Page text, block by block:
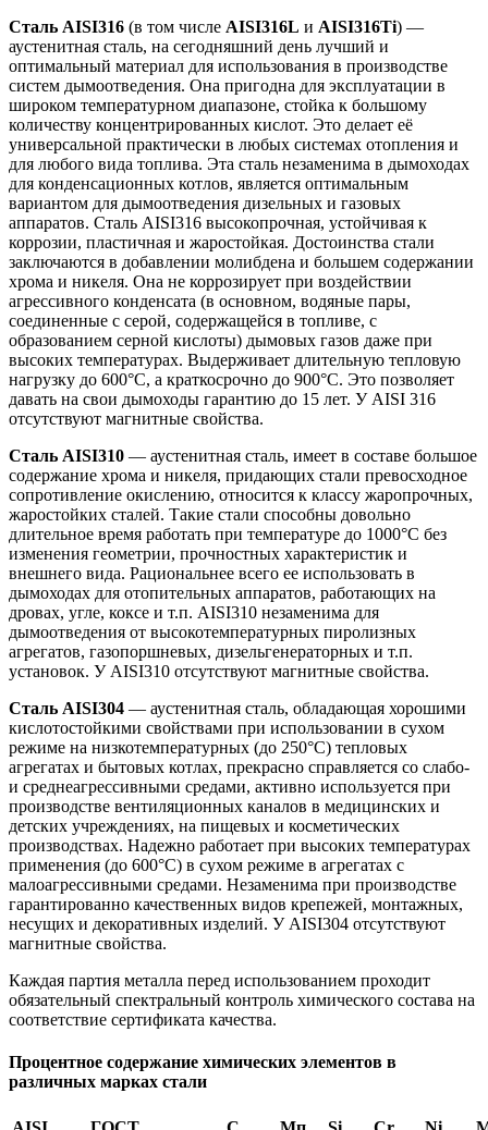
Сталь AISI316 (в том числе AISI316L и AISI316Ti) —
аустенитная сталь, на сегодняшний день лучший и
оптимальный материал для использования в производстве
систем дымоотведения. Она пригодна для эксплуатации в
широком температурном диапазоне, стойка к большому
количеству концентрированных кислот. Это делает её
универсаль­ной практически в любых системах отопления и
для любого вида топлива. Эта сталь незаменима в дымоходах
для конденсационных котлов, является оптимальным
вариантом для дымоотведения дизельных и газовых
аппаратов. Сталь AISI316 высокопрочная, устойчивая к
коррозии, пластичная и жаростойкая. Достоинства стали
заключаются в добавлении молибдена и большем содержании
хрома и никеля. Она не коррозирует при воздействии
агрессивного конденсата (в основном, водяные пары,
соединенные с серой, содержащейся в топливе, с
образованием серной кислоты) дымовых газов даже при
высоких температурах. Выдерживает длительную тепловую
нагрузку до 600°С, а краткосрочно до 900°С. Это позволяет
давать на свои дымоходы гарантию до 15 лет. У AISI 316
отсутствуют магнитные свойства.
Сталь AISI310 — аустенитная сталь, имеет в составе большое
содержание хрома и никеля, придающих стали превосходное
сопротивление окислению, относится к классу жаропрочных,
жаростойких сталей. Такие стали способны довольно
длительное время работать при температуре до 1000°С без
изменения геометрии, прочностных характеристик и
внешнего вида. Рациональнее всего ее использовать в
дымоходах для отопительных аппаратов, работающих на
дровах, угле, коксе и т.п. AISI310 незаменима для
дымоотведения от высокотемпературных пиролизных
агрегатов, газопоршневых, дизельгенераторных и т.п.
установок. У AISI310 отсутствуют магнитные свойства.
Сталь AISI304 — аустенитная сталь, обладающая хорошими
кислотостойкими свойствами при использовании в сухом
режиме на низкотемпературных (до 250°С) тепловых
агрегатах и бытовых котлах, прекрасно справляется со слабо-
и среднеагрессивными средами, активно используется при
производстве вентиляционных каналов в медицинских и
детских учреждениях, на пищевых и косметических
производствах. Надежно работает при высоких температурах
применения (до 600°С) в сухом режиме в агрегатах с
малоагрессивными средами. Незаменима при производстве
гарантированно качественных видов крепежей, монтажных,
несущих и декоративных изделий. У AISI304 отсутствуют
магнитные свойства.
Каждая партия металла перед использованием проходит
обязательный спектральный контроль химического состава на
соответствие сертификата качества.
Процентное содержание химических элементов в
различных марках стали